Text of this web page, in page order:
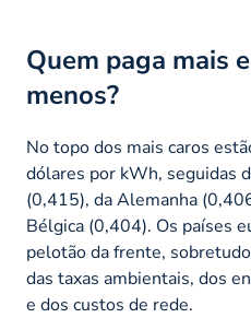
Quem paga mais
menos?
No topo dos mais caros
dólares por kWh, seguidas
(0,415), da Alemanha
Bélgica (0,404). Os países
pelotão da frente,
das taxas ambientais, dos
e dos custos de rede.